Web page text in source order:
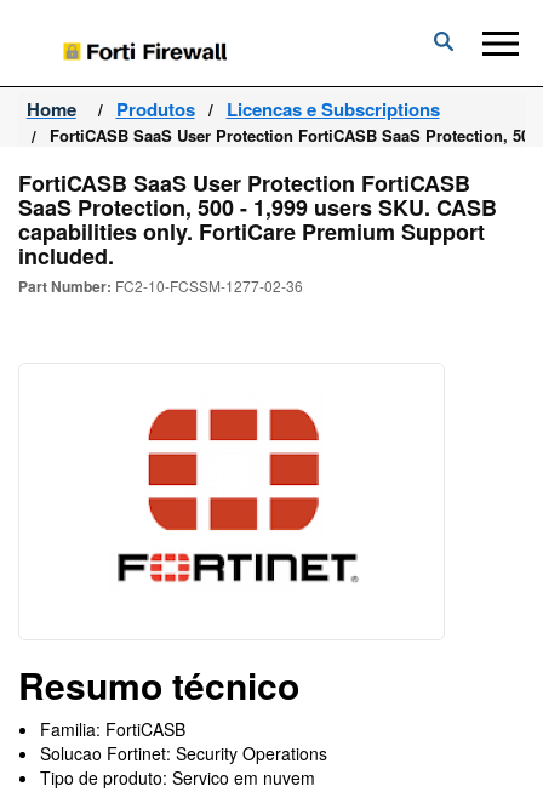
Forti
Firewall
Home Produtos Licencas e Subscriptions
FortiCASB SaaS User Protection FortiCASB SaaS Protection,
FortiCASB SaaS User Protection FortiCASB
SaaS Protection, 500 - 1,999 users SKU. CASB
capabilities only. FortiCare Premium Support
included.
Part Number: FC2-10-FCSSM-1277-02-36
Resumo técnico
Familia: FortiCASB
Solucao Fortinet: Security Operations
Tipo de produto: Servico em nuvem